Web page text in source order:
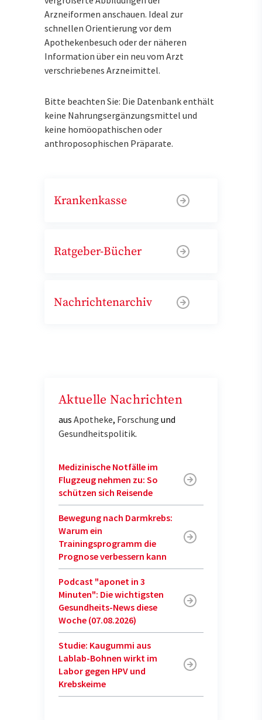
Arzneiformen anschauen. Ideal zur
schnellen Orientierung vor dem
Apothekenbesuch oder der näheren
Information über ein neu vom Arzt
verschriebenes Arzneimittel.
Bitte beachten Sie: Die Datenbank enthält
keine Nahrungsergänzungsmittel und
keine homöopathischen oder
anthroposophischen Präparate.
Krankenkasse
Ratgeber-Bücher
Nachrichtenarchiv
Aktuelle Nachrichten
aus Apotheke, Forschung und
Gesundheitspolitik.
Medizinische Notfälle im
Flugzeug nehmen zu: So
schützen sich Reisende
Bewegung nach Darmkrebs:
Warum ein
Trainingsprogramm die
Prognose verbessern kann
Podcast "aponet in 3
Minuten": Die wichtigsten
Gesundheits-News diese
Woche (07.08.2026)
Studie: Kaugummi aus
Lablab-Bohnen wirkt im
Labor gegen HPV und
Krebskeime